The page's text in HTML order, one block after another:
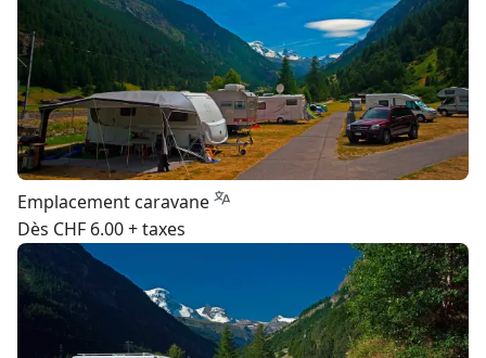
Emplacement caravane
Dès CHF 6.00 + taxes